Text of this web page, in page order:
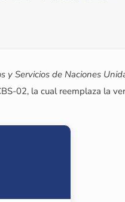
y Servicios de Naciones
02, la cual reemplaza la